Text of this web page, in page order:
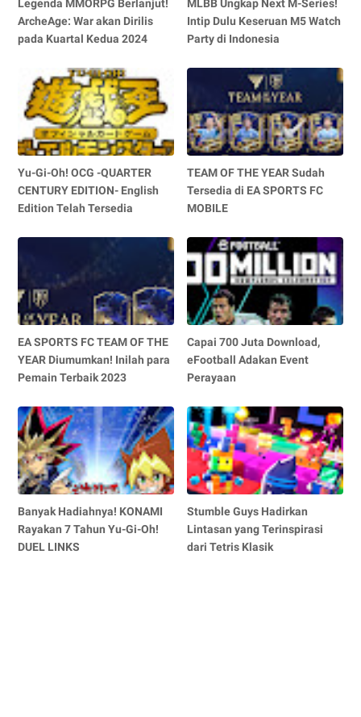
Legenda MMORPG Berlanjut!
ArcheAge: War akan Dirilis
pada Kuartal Kedua 2024
MLBB Ungkap Next M-Series!
Intip Dulu Keseruan M5 Watch
Party di Indonesia
Yu-Gi-Oh! OCG -QUARTER
CENTURY EDITION- English
Edition Telah Tersedia
TEAM OF THE YEAR Sudah
Tersedia di EA SPORTS FC
MOBILE
EA SPORTS FC TEAM OF THE
YEAR Diumumkan! Inilah para
Pemain Terbaik 2023
Capai 700 Juta Download,
eFootball Adakan Event
Perayaan
Banyak Hadiahnya! KONAMI
Rayakan 7 Tahun Yu-Gi-Oh!
DUEL LINKS
Stumble Guys Hadirkan
Lintasan yang Terinspirasi
dari Tetris Klasik